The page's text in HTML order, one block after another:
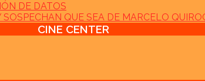
DE DATOS
QUE SEA DE MARCELO
CINE CENTER